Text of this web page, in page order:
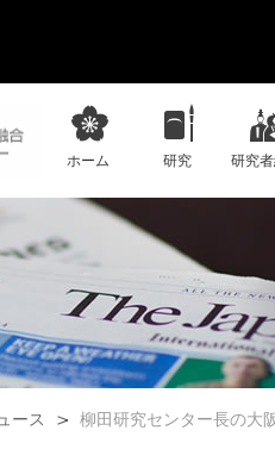
ホーム 研究 研究
ース 柳田研究センター長の大